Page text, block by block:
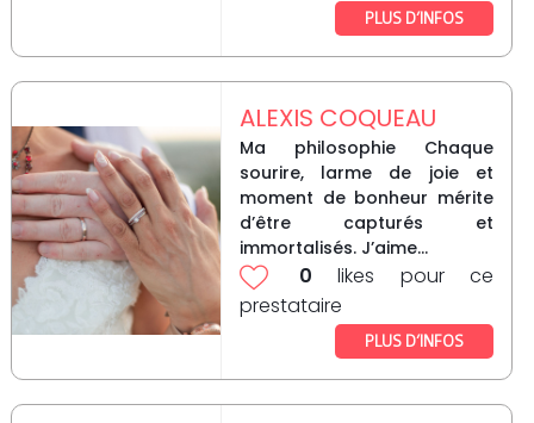
PLUS D’INFOS
ALEXIS COQUEAU
Ma philosophie Chaque
sourire, larme de joie et
moment de bonheur mérite
d’être capturés et
immortalisés. J’aime...
0 likes pour ce
prestataire
PLUS D’INFOS